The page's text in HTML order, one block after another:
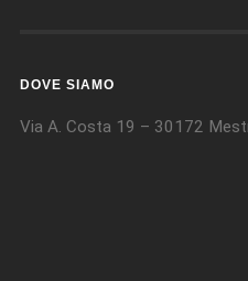
DOVE SIAMO
Via A. Costa 19 – 30172